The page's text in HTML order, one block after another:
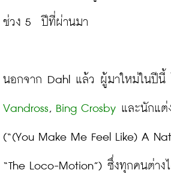
ช่วง 5 ปีที่ผ่านมา
นอกจาก Dahl แล้ว ผู้มาใหม่ในปีนี้
Vandross, Bing Crosby และนักแต่
(“(You Make Me Feel Like) A
“The Loco-Motion”) ซึ่งทุกคนต่าง